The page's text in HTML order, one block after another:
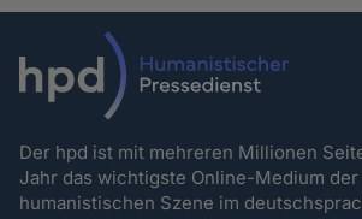
Der hpd ist mit mehreren Millionen
Jahr das wichtigste Online-Medium
humanistischen Szene im